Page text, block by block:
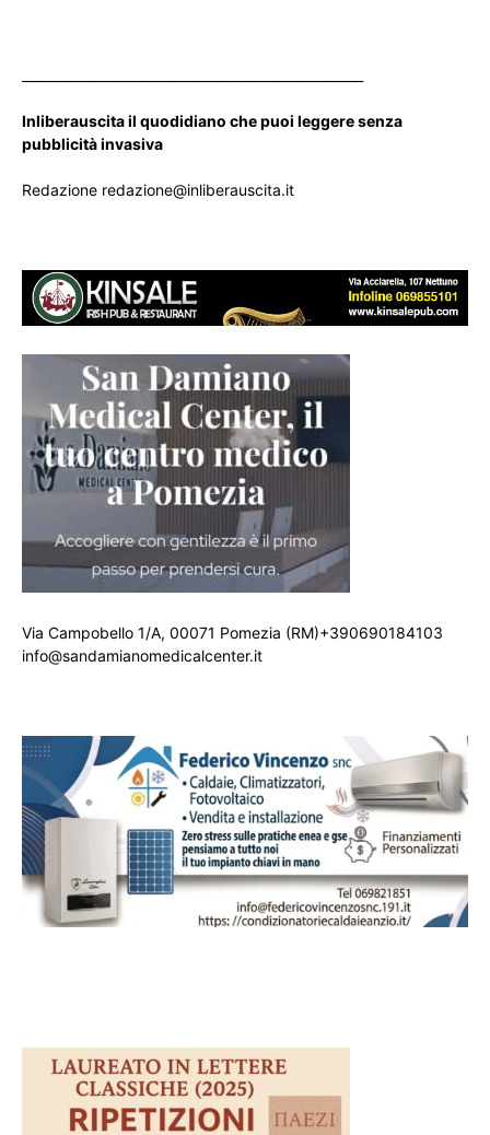
Inliberauscita il quodidiano che puoi leggere senza
pubblicità invasiva
Redazione redazione@inliberauscita.it
Via Campobello 1/A, 00071 Pomezia (RM)+390690184103
info@sandamianomedicalcenter.it